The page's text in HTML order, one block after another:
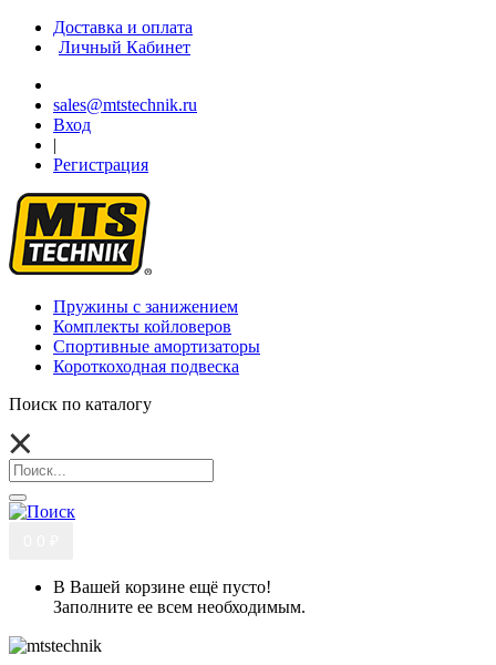
Доставка и оплата
Личный Кабинет
sales@mtstechnik.ru
Вход
|
Регистрация
Пружины с занижением
Комплекты койловеров
Спортивные амортизаторы
Короткоходная подвеска
Поиск по каталогу
В Вашей корзине ещё пусто!
Заполните ее всем необходимым.